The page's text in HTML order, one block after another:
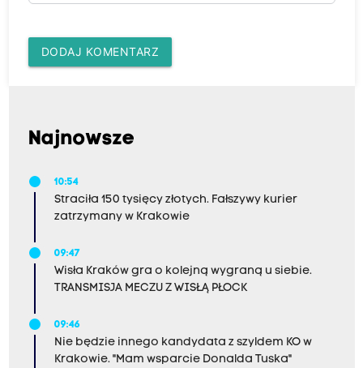
DODAJ KOMENTARZ
Najnowsze
10:54
Straciła 150 tysięcy złotych. Fałszywy kurier
zatrzymany w Krakowie
09:47
Wisła Kraków gra o kolejną wygraną u siebie.
TRANSMISJA MECZU Z WISŁĄ PŁOCK
09:46
Nie będzie innego kandydata z szyldem KO w
Krakowie. "Mam wsparcie Donalda Tuska"